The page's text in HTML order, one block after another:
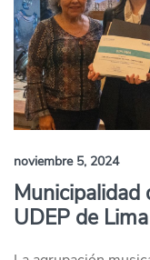
noviembre 5, 2024
Municipalidad
UDEP de Lima